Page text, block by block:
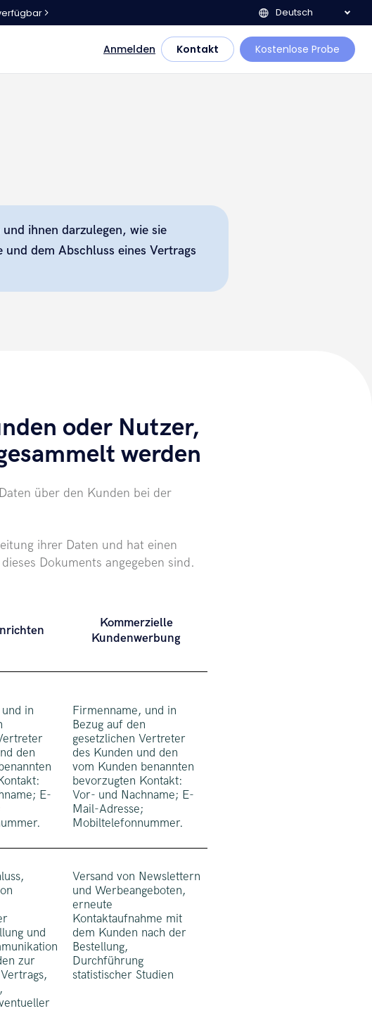
Deutsch
Anmelden Kontakt Kostenlose Probe
ihnen darzulegen, wie sie
dem Abschluss eines Vertrags
oder Nutzer,
werden
über den Kunden bei der
ihrer Daten und hat einen
Dokuments angegeben sind.
Kommerzielle
Kundenwerbung
in
den
E-
Firmenname, und in
Bezug auf den
gesetzlichen Vertreter
des Kunden und den
vom Kunden benannten
bevorzugten Kontakt:
Vor- und Nachname; E-
Mail-Adresse;
Mobiltelefonnummer.
und
zur
Versand von Newslettern
und Werbeangeboten,
erneute
Kontaktaufnahme mit
dem Kunden nach der
Bestellung,
Durchführung
statistischer Studien